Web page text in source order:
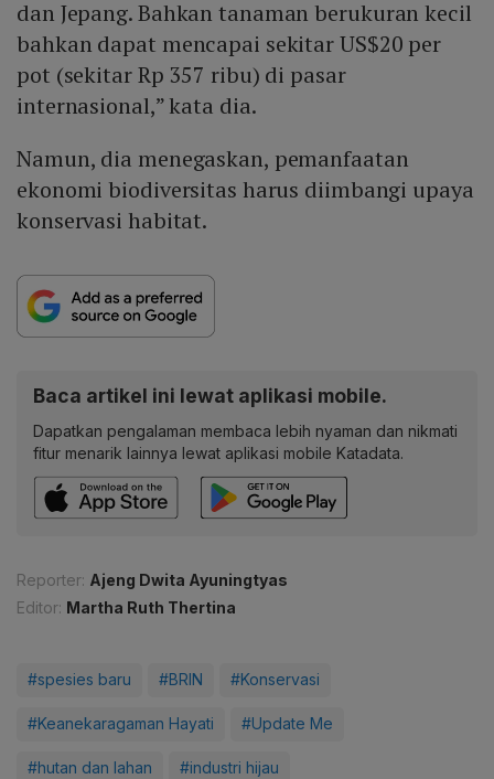
dan Jepang. Bahkan tanaman berukuran kecil
bahkan dapat mencapai sekitar US$20 per
pot (sekitar Rp 357 ribu) di pasar
internasional,” kata dia.
Namun, dia menegaskan, pemanfaatan
ekonomi biodiversitas harus diimbangi upaya
konservasi habitat.
Baca artikel ini lewat aplikasi mobile.
Dapatkan pengalaman membaca lebih nyaman dan nikmati
fitur menarik lainnya lewat aplikasi mobile Katadata.
Reporter: Ajeng Dwita Ayuningtyas
Editor: Martha Ruth Thertina
#spesies baru #BRIN #Konservasi
#Keanekaragaman Hayati #Update Me
#hutan dan lahan #industri hijau